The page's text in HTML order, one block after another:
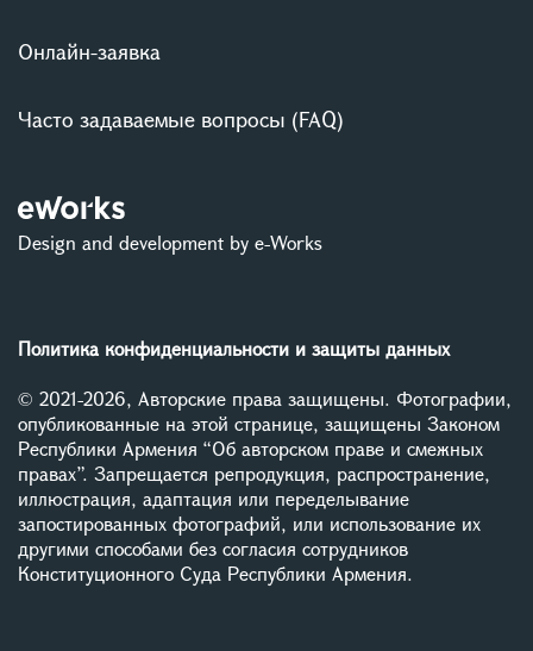
Онлайн-заявка
Часто задаваемые вопросы (FAQ)
Design and development by e-Works
Политика конфиденциальности и защиты данных
© 2021-2026, Авторские права защищены. Фотографии,
опубликованные на этой странице, защищены Законом
Республики Армения “Об авторском праве и смежных
правах”. Запрещается репродукция, распространение,
иллюстрация, адаптация или переделывание
запостированных фотографий, или использование их
другими способами без согласия сотрудников
Конституционного Суда Республики Армения.